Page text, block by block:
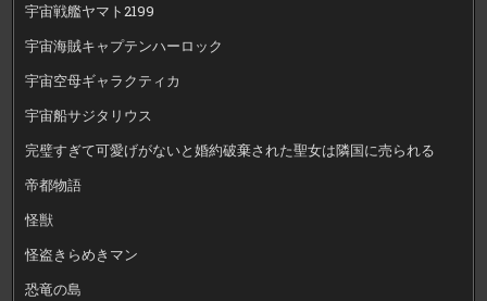
宇宙戦艦ヤマト2199
宇宙海賊キャプテンハーロック
宇宙空母ギャラクティカ
宇宙船サジタリウス
完璧すぎて可愛げがないと婚約破棄された聖女は隣国に売られる
帝都物語
怪獣
怪盗きらめきマン
恐竜の島